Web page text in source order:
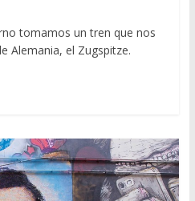
tomamos un tren que nos
Alemania, el Zugspitze.